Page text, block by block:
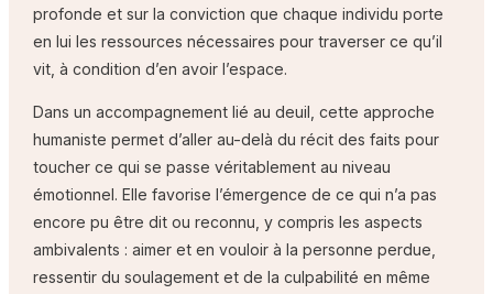
profonde et sur la conviction que chaque individu porte
en lui les ressources nécessaires pour traverser ce qu’il
vit, à condition d’en avoir l’espace.
Dans un accompagnement lié au deuil, cette approche
humaniste permet d’aller au-delà du récit des faits pour
toucher ce qui se passe véritablement au niveau
émotionnel. Elle favorise l’émergence de ce qui n’a pas
encore pu être dit ou reconnu, y compris les aspects
ambivalents : aimer et en vouloir à la personne perdue,
ressentir du soulagement et de la culpabilité en même